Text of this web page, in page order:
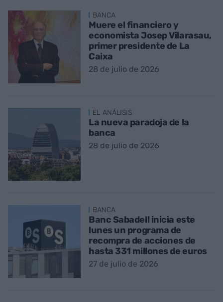
BANCA
Muere el financiero y
economista Josep Vilarasau,
primer presidente de La
Caixa
28 de julio de 2026
EL ANÁLISIS
La nueva paradoja de la
banca
28 de julio de 2026
BANCA
Banc Sabadell inicia este
lunes un programa de
recompra de acciones de
hasta 331 millones de euros
27 de julio de 2026